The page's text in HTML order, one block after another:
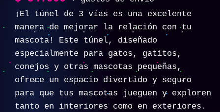
¡El túnel de 3 vías es una excelente
manera de mejorar la relación con tu
mascota! Este túnel, diseñado
especialmente para gatos, gatitos,
conejos y otras mascotas pequeñas,
ofrece un espacio divertido y seguro
para que tus mascotas jueguen y exploren
tanto en interiores como en exteriores.